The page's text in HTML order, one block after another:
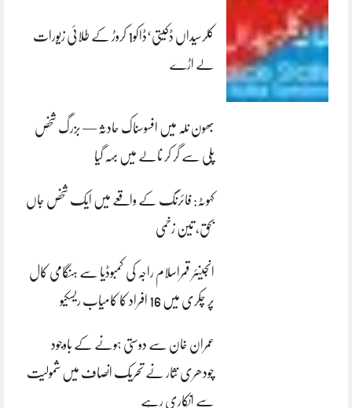
کلرسیداں ڈکیتی‘ڈاکو1 کروڑ کے طلائی زیورات
لے اڑے
بھون نلہ میں افسوسناک حادثہ — بزرگ شخص
پلی سے گر کر نالے میں بہہ گیا
کہوٹہ: فائرنگ کے واقعے میں ایک شخص جاں
بحق، تین زخمی
انجینئر قمراسلام راجہ کی کمبوڈیا سے ہنگامی کال
پر چکری میں 16 افراد کا کامیاب ریسکیو
عمران خان سے دوستی ہونے کے باوجود
چودھری نثار نے تحریک انصاف میں شمولیت
سے انکاری رہے